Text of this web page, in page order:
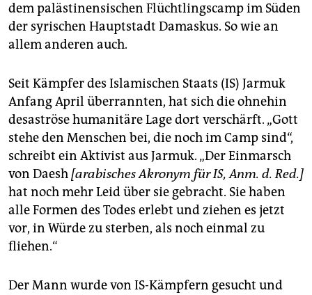
epaper login
dem palästinensischen Flüchtlingscamp im Süden
der syrischen Hauptstadt Damaskus. So wie an
allem anderen auch.
Seit Kämpfer des Islamischen Staats (IS) Jarmuk
Anfang April überrannten, hat sich die ohnehin
desaströse humanitäre Lage dort verschärft. „Gott
stehe den Menschen bei, die noch im Camp sind“,
schreibt ein Aktivist aus Jarmuk. „Der Einmarsch
von Daesh[arabisches Akronym für IS, Anm. d. Red.]
hat noch mehr Leid über sie gebracht. Sie haben
alle Formen des Todes erlebt und ziehen es jetzt
vor, in Würde zu sterben, als noch einmal zu
fliehen.“
Der Mann wurde von IS-Kämpfern gesucht und